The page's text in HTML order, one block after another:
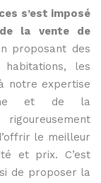
s’est imposé
de la vente de
proposant des
habitations, les
notre expertise
et de la
rigoureusement
le meilleur
et prix. C’est
de proposer la